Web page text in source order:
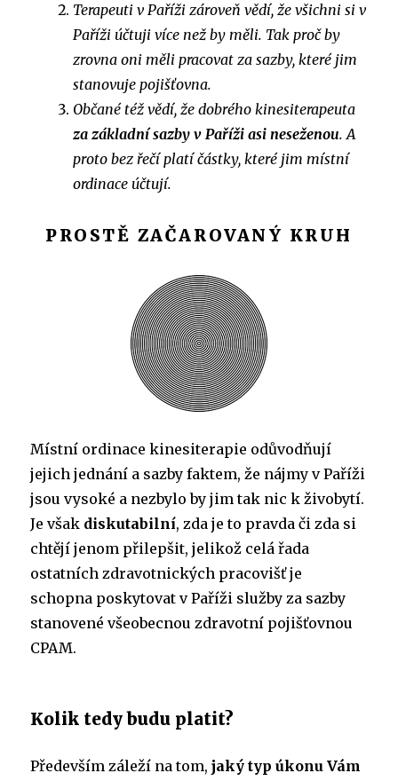
Terapeuti v Paříži zároveň vědí, že všichni si v
Paříži účtuji více než by měli. Tak proč by
zrovna oni měli pracovat za sazby, které jim
stanovuje pojišťovna.
Občané též vědí, že dobrého kinesiterapeuta
za základní sazby v Paříži asi neseženou. A
proto bez řečí platí částky, které jim místní
ordinace účtují.
PROSTĚ ZAČAROVANÝ KRUH
Místní ordinace kinesiterapie odůvodňují
jejich jednání a sazby faktem, že nájmy v Paříži
jsou vysoké a nezbylo by jim tak nic k živobytí.
Je však diskutabilní, zda je to pravda či zda si
chtějí jenom přilepšit, jelikož celá řada
ostatních zdravotnických pracovišť je
schopna poskytovat v Paříži služby za sazby
stanovené všeobecnou zdravotní pojišťovnou
CPAM.
Kolik tedy budu platit?
Především záleží na tom,jaký typ úkonu Vám